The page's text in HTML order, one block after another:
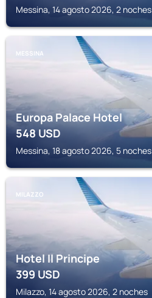
Messina, 14 agosto 2026, 2 noches
MESSINA
Europa Palace Hotel
548USD
Messina, 18 agosto 2026, 5 noches
MILAZZO
Hotel Il Principe
399USD
Milazzo, 14 agosto 2026, 2 noches